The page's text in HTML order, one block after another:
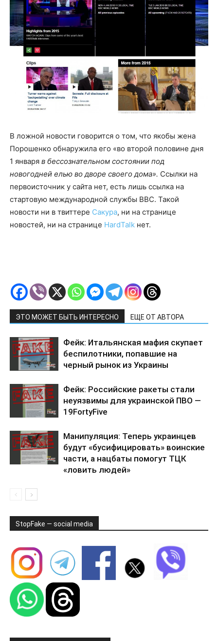
В ложной новости говорится о том, что якобы жена
Порошенко обнаружила его «во второй половине дня
1 января в бессознательном состоянии под
новогодней елью во дворе своего дома». Ссылки на
первоисточник у сайта нет, есть лишь ссылка на
стартовую международной службы ВВС. Такой
новости ни в твиттере Сакура, ни на странице
новостей, ни на странице HardTalk нет.
ЭТО МОЖЕТ БЫТЬ ИНТЕРЕСНО ЕЩЕ ОТ АВТОРА
Фейк: Итальянская мафия скупает
беспилотники, попавшие на
черный рынок из Украины
Фейк: Российские ракеты стали
неуязвимы для украинской ПВО —
19FortyFive
Манипуляция: Теперь украинцев
будут «бусифицировать» воинские
части, а нацбаты помогут ТЦК
«ловить людей»
StopFake — social media